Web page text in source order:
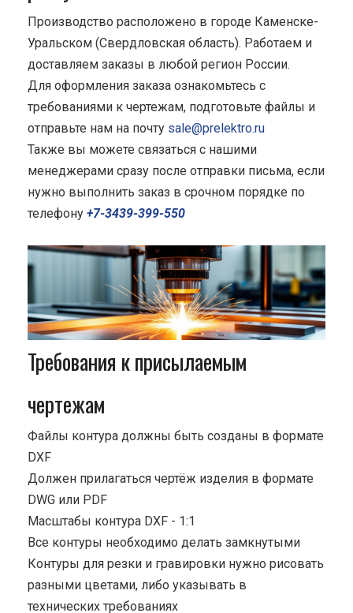
Производство расположено в городе Каменске-
Уральском (Свердловская область). Работаем и
доставляем заказы в любой регион России.
Для оформления заказа ознакомьтесь с
требованиями к чертежам, подготовьте файлы и
отправьте нам на почту sale@prelektro.ru
Также вы можете связаться с нашими
менеджерами сразу после отправки письма, если
нужно выполнить заказ в срочном порядке по
телефону +7-3439-399-550
Требования к присылаемым
чертежам
Файлы контура должны быть созданы в формате
DXF
Должен прилагаться чертёж изделия в формате
DWG или PDF
Масштабы контура DXF - 1:1
Все контуры необходимо делать замкнутыми
Контуры для резки и гравировки нужно рисовать
разными цветами, либо указывать в
технических требованиях